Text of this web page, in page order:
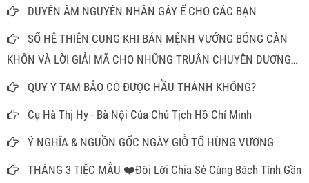
DUYÊN ÂM NGUYÊN NHÂN GÂY Ế CHO CÁC BẠN
SỐ HỆ THIÊN CUNG KHI BẢN MỆNH VƯỚNG BÓNG CÀN
KHÔN VÀ LỜI GIẢI MÃ CHO NHỮNG TRUÂN CHUYÊN DƯƠNG
THẾ
QUY Y TAM BẢO CÓ ĐƯỢC HẦU THÁNH KHÔNG?
Cụ Hà Thị Hy - Bà Nội Của Chủ Tịch Hồ Chí Minh
Ý NGHĨA & NGUỒN GỐC NGÀY GIỖ TỔ HÙNG VƯƠNG
THÁNG 3 TIỆC MẪU ❤️Đôi Lời Chia Sẻ Cùng Bách Tính Gần